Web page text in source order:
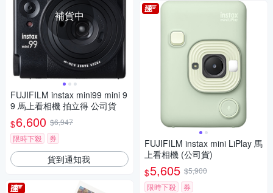
補貨中
FUJIFILM instax mini99 mini 9
9 馬上看相機 拍立得 公司貨
$6,600 $6,947
限時下殺
券
貨到通知我
FUJIFILM instax mini LiPlay 馬
上看相機 (公司貨)
$5,605 $5,900
限時下殺
券